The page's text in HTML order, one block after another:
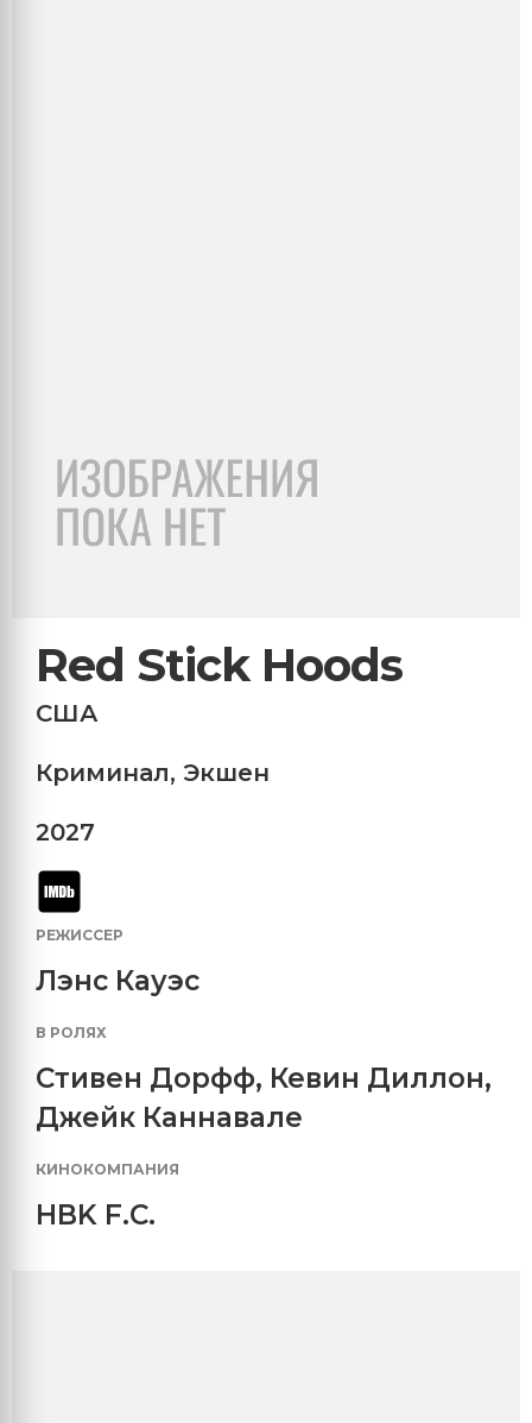
Red Stick Hoods
США
Криминал, Экшен
2027
РЕЖИССЕР
Лэнс Кауэс
В РОЛЯХ
Стивен Дорфф, Кевин Диллон,
Джейк Каннавале
КИНОКОМПАНИЯ
HBK F.C.